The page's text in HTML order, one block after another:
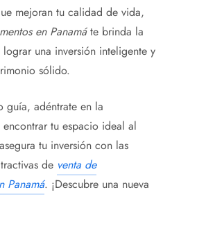
mejoran tu calidad de vida,
en Panamáte brinda la
una inversión inteligente y
sólido.
guía, adéntrate en la
tu espacio ideal al
tu inversión con las
de venta de
Panamá. ¡Descubre una nueva